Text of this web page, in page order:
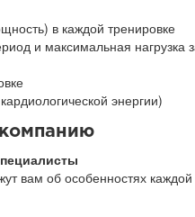
в каждой тренировке
и максимальная нагрузка
энергии)
вам об особенностях